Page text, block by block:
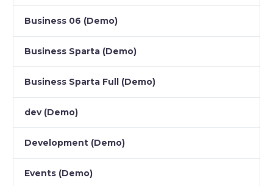
Business 06 (Demo)
Business Sparta (Demo)
Business Sparta Full (Demo)
dev (Demo)
Development (Demo)
Events (Demo)